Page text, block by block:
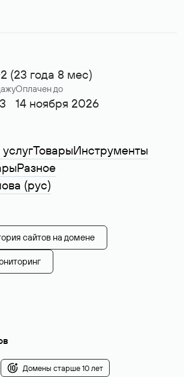
(23 года 8 мес)
Оплачен до
14 ноября 2026
ТоварыИнструменты
Разное
(рус)
сайтов на домене
Домены старше 10 лет